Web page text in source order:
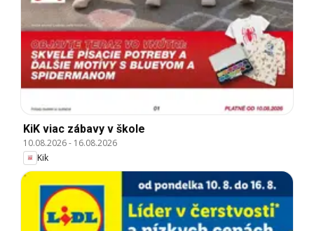
KiK viac zábavy v škole
10.08.2026- 16.08.2026
Kik